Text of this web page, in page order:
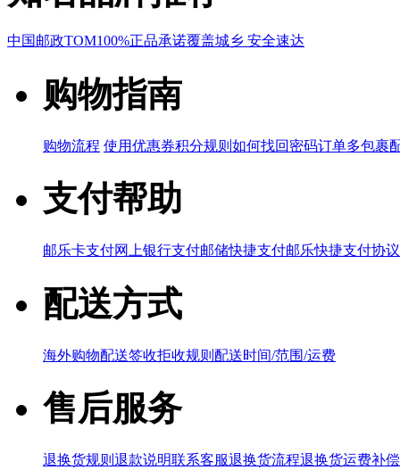
中国邮政TOM100%正品承诺覆盖城乡 安全速达
购物指南
购物流程 使用优惠券积分规则 如何找回密码订单多包裹
支付帮助
邮乐卡支付网上银行支付邮储快捷支付邮乐快捷支付协议
配送方式
海外购物配送签收拒收规则 配送时间/范围/运费
售后服务
退换货规则 退款说明联系客服退换货流程退换货运费补